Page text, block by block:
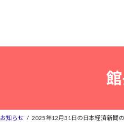
お知らせ 2025年12月31日の日本経済新聞